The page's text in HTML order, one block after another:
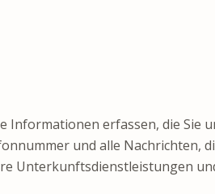
Informationen erfassen, die Sie
und alle Nachrichten,
Unterkunftsdienstleistungen